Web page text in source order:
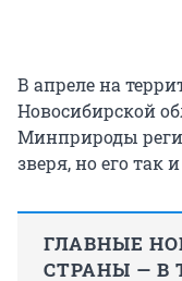
В апреле на
Новосибирской
Минприроды
зверя, но его так
ГЛАВНЫЕ
СТРАНЫ — В